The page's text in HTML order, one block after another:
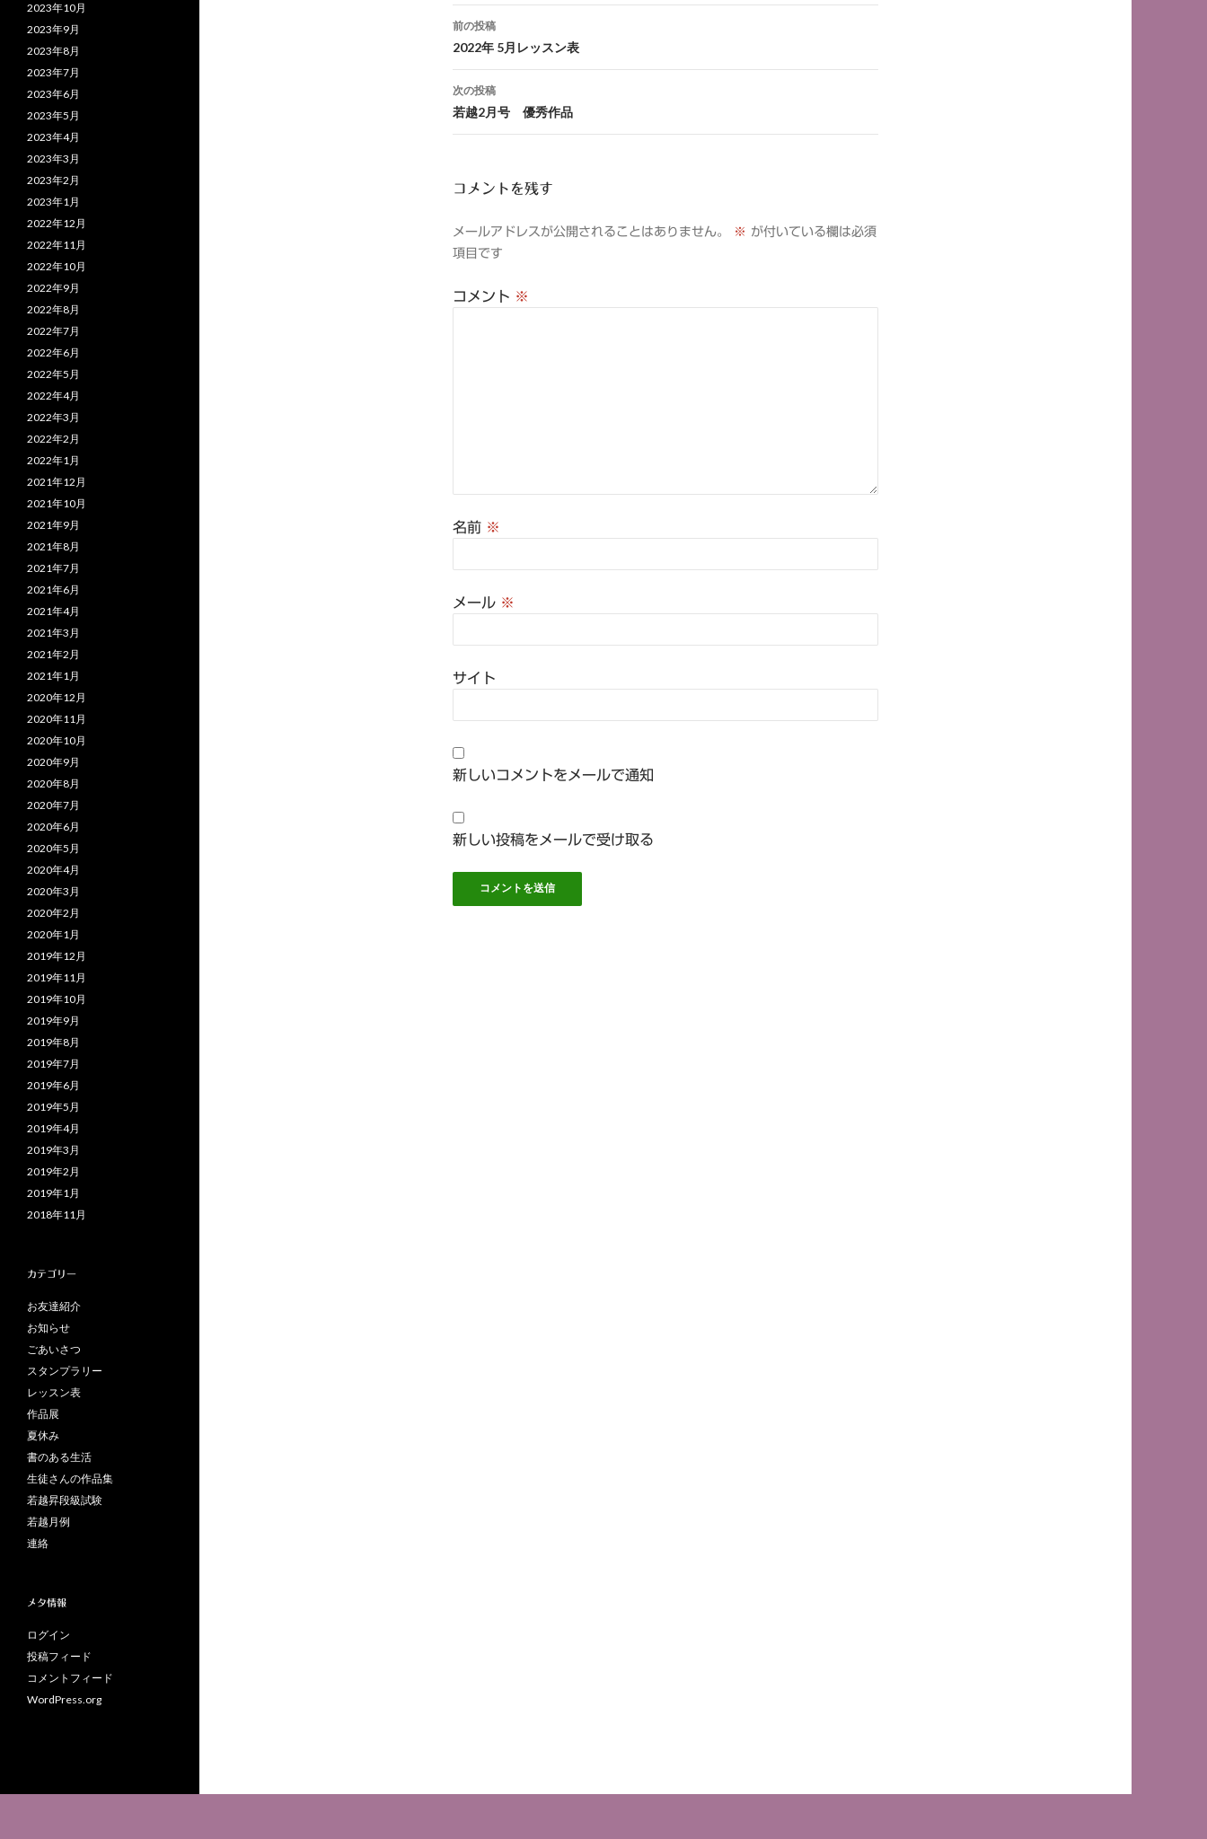
投
稿
ナ
ビ
ョ
前の投稿
2022年 5月レッスン表
次の投稿
若越2月号 優秀作品
コメントを残す
メールアドレスが公開されることはありません。 ※ が付いている欄は必須
項目です
コメント ※
名前 ※
メール ※
サイト
新しいコメントをメールで通知
新しい投稿をメールで受け取る
2023年10月
2023年9月
2023年8月
2023年7月
2023年6月
2023年5月
2023年4月
2023年3月
2023年2月
2023年1月
2022年12月
2022年11月
2022年10月
2022年9月
2022年8月
2022年7月
2022年6月
2022年5月
2022年4月
2022年3月
2022年2月
2022年1月
2021年12月
2021年10月
2021年9月
2021年8月
2021年7月
2021年6月
2021年4月
2021年3月
2021年2月
2021年1月
2020年12月
2020年11月
2020年10月
2020年9月
2020年8月
2020年7月
2020年6月
2020年5月
2020年4月
2020年3月
2020年2月
2020年1月
2019年12月
2019年11月
2019年10月
2019年9月
2019年8月
2019年7月
2019年6月
2019年5月
2019年4月
2019年3月
2019年2月
2019年1月
2018年11月
カテゴリー
お友達紹介
お知らせ
ごあいさつ
スタンプラリー
レッスン表
作品展
夏休み
書のある生活
生徒さんの作品集
若越昇段級試験
若越月例
連絡
メタ情報
ログイン
投稿フィード
コメントフィード
WordPress.org